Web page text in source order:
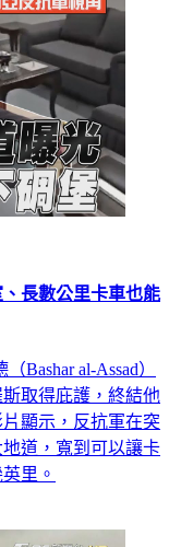
長數公里卡車也能
Bashar al-Assad）
取得庇護，終結他
顯示，反抗軍在突
道，寬到可以讓卡
里。